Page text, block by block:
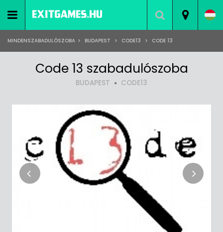
MINDENSZABADULÓSZOBA > BUDAPEST > CODE13 > CODE 13
Code 13 szabadulószoba
BUDAPEST CODE13